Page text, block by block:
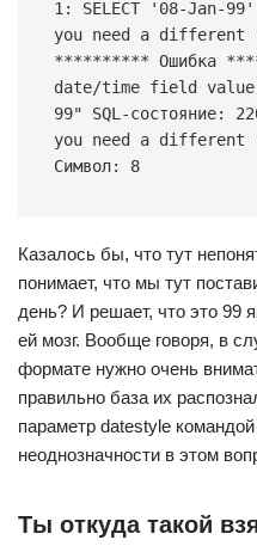
1: SELECT '08-Jan-
you need a
********** Ошибка
date/time field
99" SQL-состояние:
you need a
Символ: 8
Казалось бы, что тут
понимает, что мы тут
день? И решает, что это 99
ей мозг. Вообще говоря, в
формате нужно очень
правильно база их
параметр datestyle
неоднозначности в этом
Ты откуда такой